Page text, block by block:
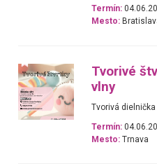
Termín:
Mesto:
Tvorivé
vlny
Tvorivá dielnička
Termín:
Mesto: Trnava